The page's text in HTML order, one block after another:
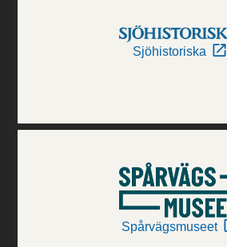
Sjöhistoriska
Spårvägsmuseet